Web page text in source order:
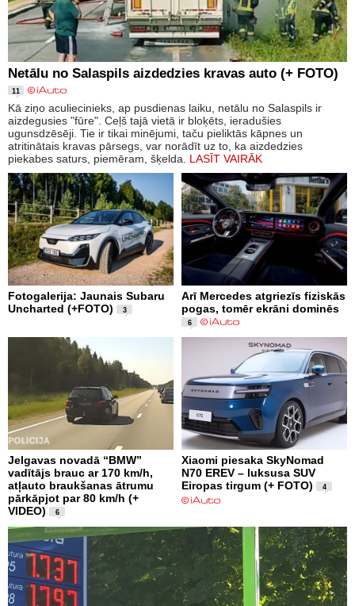
Netālu no Salaspils aizdedzies kravas auto (+ FOTO)
11
Kā ziņo aculiecinieks, ap pusdienas laiku, netālu no Salaspils ir
aizdegusies "fūre". Ceļš tajā vietā ir bloķēts, ieradušies
ugunsdzēsēji. Tie ir tikai minējumi, taču pieliktās kāpnes un
atritinātais kravas pārsegs, var norādīt uz to, ka aizdedzies
piekabes saturs, piemēram, šķelda. LASĪT VAIRĀK
Fotogalerija: Jaunais Subaru
Uncharted (+FOTO)
3
Arī Mercedes atgriezīs fiziskās
pogas, tomēr ekrāni dominēs
6
Jelgavas novadā “BMW”
vadītājs brauc ar 170 km/h,
atļauto braukšanas ātrumu
pārkāpjot par 80 km/h (+
VIDEO)
6
Xiaomi piesaka SkyNomad
N70 EREV – luksusa SUV
Eiropas tirgum (+ FOTO)
4